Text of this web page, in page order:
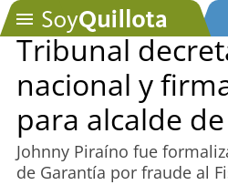
Podcast
Tribunal
nacional y
para alcalde
Johnny Piraíno fue
de Garantía por fraude al